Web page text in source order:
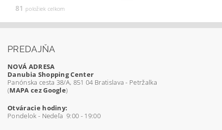
81 položiek celkom
PREDAJŇA
NOVÁ ADRESA
Danubia Shopping Center
Panónska cesta 38/A, 851 04 Bratislava - Petržalka
(MAPA cez Google)
Otváracie hodiny:
Pondelok - Nedeľa 9:00 - 19:00